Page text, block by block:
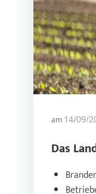
am 14/09/
Das